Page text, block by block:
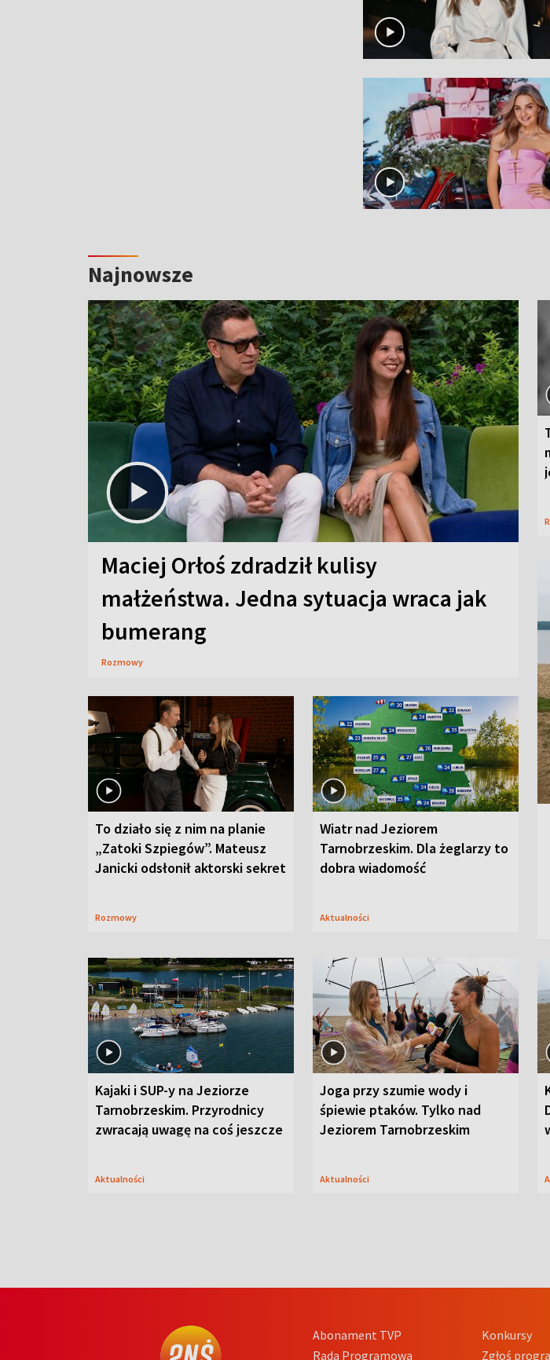
Najnowsze
Maciej Orłoś zdradził kulisy
małżeństwa. Jedna sytuacja wraca jak
bumerang
Rozmowy
To działo się z nim na planie
„Zatoki Szpiegów”. Mateusz
Janicki odsłonił aktorski sekret
Rozmowy
Wiatr nad Jeziorem
Tarnobrzeskim. Dla żeglarzy to
dobra wiadomość
Aktualności
Kajaki i SUP-y na Jeziorze
Tarnobrzeskim. Przyrodnicy
zwracają uwagę na coś jeszcze
Aktualności
Joga przy szumie wody i
śpiewie ptaków. Tylko nad
Jeziorem Tarnobrzeskim
Aktualności
Abonament TVP
Rada Programowa
Konkursy
Zgłoś